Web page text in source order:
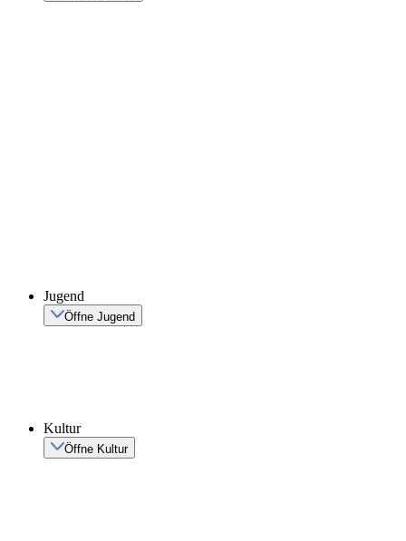
Jugend
Öffne Jugend
Kultur
Öffne Kultur